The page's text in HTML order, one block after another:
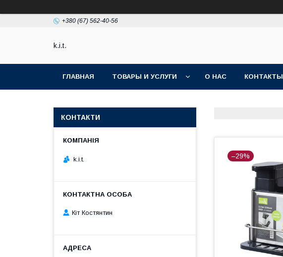
+380 (67) 562-40-56
k.i.t.
ГЛАВНАЯ ТОВАРЫ И УСЛУГИ О НАС КОНТАКТЫ
–29%
КОНТАКТИ
k.i.t.
Кіт Костянтин